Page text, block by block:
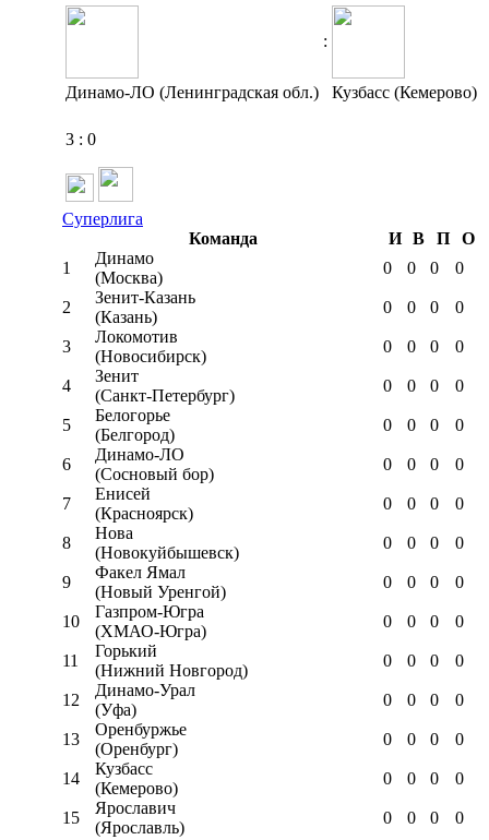
:
Динамо-ЛО (Ленинградская обл.) Кузбасс (Кемерово)
3 : 0
Суперлига
Команда
И В П
О
1
Динамо
(Москва)
0 0 0 0
2
Зенит-Казань
(Казань)
0 0 0 0
3
Локомотив
(Новосибирск)
0 0 0 0
4
Зенит
(Санкт-Петербург)
0 0 0 0
5
Белогорье
(Белгород)
0 0 0 0
6
Динамо-ЛО
(Сосновый бор)
0 0 0 0
7
Енисей
(Красноярск)
0 0 0 0
8
Нова
(Новокуйбышевск)
0 0 0 0
9
Факел Ямал
(Новый Уренгой)
0 0 0 0
10
Газпром-Югра
(ХМАО-Югра)
0 0 0 0
11
Горький
(Нижний Новгород)
0 0 0 0
12
Динамо-Урал
(Уфа)
0 0 0 0
13
Оренбуржье
(Оренбург)
0 0 0 0
14
Кузбасс
(Кемерово)
0 0 0 0
15
Ярославич
(Ярославль)
0 0 0 0